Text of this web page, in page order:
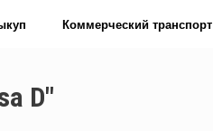
Коммерческий транспорт
D"